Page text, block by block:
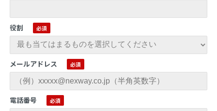
役割
メールアドレス
電話番号